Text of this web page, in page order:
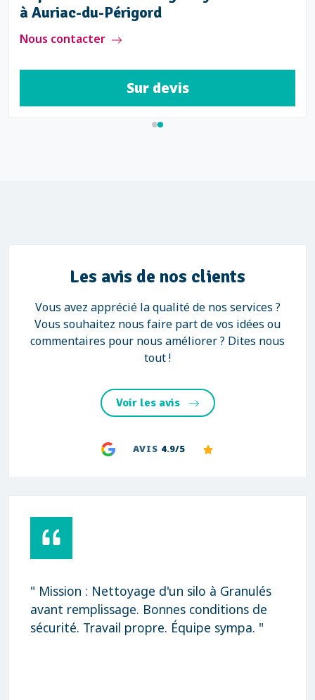
à Auriac-du-Périgord
Nous contacter
Sur devis
Les avis de nos clients
Vous avez apprécié la qualité de nos services ?
Vous souhaitez nous faire part de vos idées ou
commentaires pour nous améliorer ? Dites nous
tout !
Voir les avis
AVIS 4.9/5
" Mission : Nettoyage d'un silo à Granulés
avant remplissage. Bonnes conditions de
sécurité. Travail propre. Équipe sympa. "